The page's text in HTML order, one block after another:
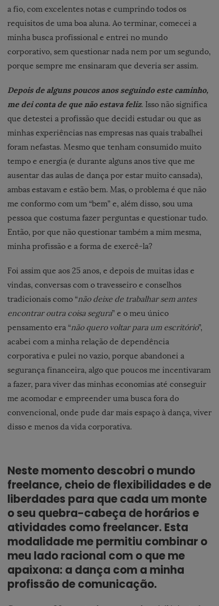
a fio, com excelentes notas e cumprindo todos os
requisitos de uma boa aluna. Ao terminar, comecei a
minha busca profissional e entrei no mundo
corporativo, sem questionar nada nem por um segundo,
porque sempre me ensinaram que deveria ser assim.
Depois de alguns poucos anos seguindo este caminho,
me dei conta de que não estava feliz. Isso não significa
que detestei a profissão que decidi estudar ou que as
minhas experiências nas empresas nas quais trabalhei
foram nefastas. Mesmo que tenham consumido muito
tempo e energia (e durante alguns anos tive que me
ausentar das aulas de dança por estar muito cansada),
ambas estavam e estão bem. Mas, o problema é que não
me conformo com um “bem” e, além disso, sou uma
pessoa que costuma fazer perguntas e questionar tudo.
Então, por que não questionar também a mim mesma,
minha profissão e a forma de exercê-la?
Foi assim que aos 25 anos, e depois de muitas idas e
vindas, conversas com o travesseiro e conselhos
tradicionais como “não deixe de trabalhar sem antes
encontrar outra coisa segura” e o meu único
pensamento era “não quero voltar para um escritório”,
acabei com a minha relação de dependência
corporativa e pulei no vazio, porque abandonei a
segurança financeira, algo que poucos me incentivaram
a fazer, para viver das minhas economias até conseguir
me acomodar e empreender uma busca fora do
convencional, onde pude dar mais espaço à dança, viver
disso e menos da vida corporativa.
Neste momento descobri o mundo
freelance, cheio de flexibilidades e de
liberdades para que cada um monte
o seu quebra-cabeça de horários e
atividades como freelancer. Esta
modalidade me permitiu combinar o
meu lado racional com o que me
apaixona: a dança com a minha
profissão de comunicação.